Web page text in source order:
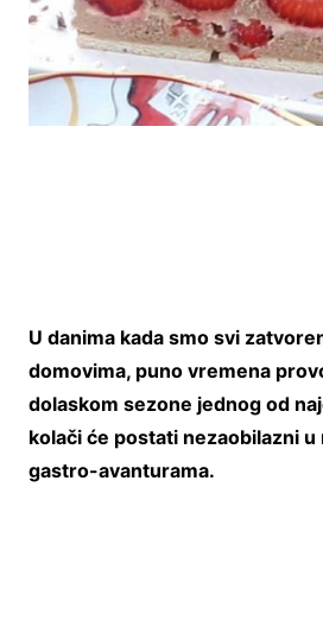
U danima kada smo svi
domovima, puno vremena
dolaskom sezone jednog od
kolači će postati nezaobilazni u
gastro-avanturama.